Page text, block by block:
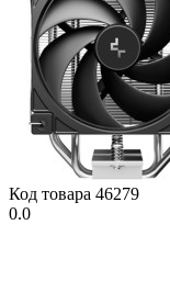
Код товара 46279
0.0